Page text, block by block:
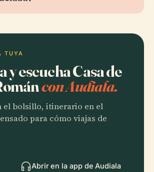
TUYA
y escucha Casa de
con Audiala.
el bolsillo, itinerario en el
para cómo viajas de
Abrir en la app de Audiala